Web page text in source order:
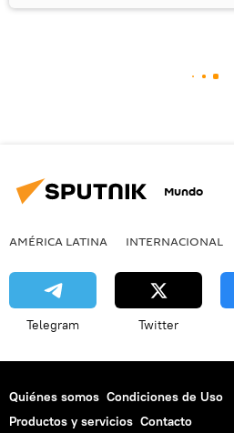
Mundo
AMÉRICA LATINA INTERNACIONAL
Telegram Twitter
Quiénes somos Condiciones de Uso
Productos y servicios Contacto